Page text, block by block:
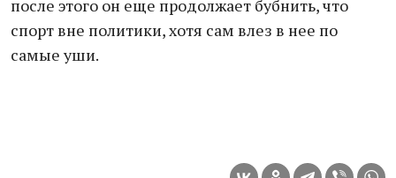
после этого он еще продолжает бубнить, что
спорт вне политики, хотя сам влез в нее по
самые уши.